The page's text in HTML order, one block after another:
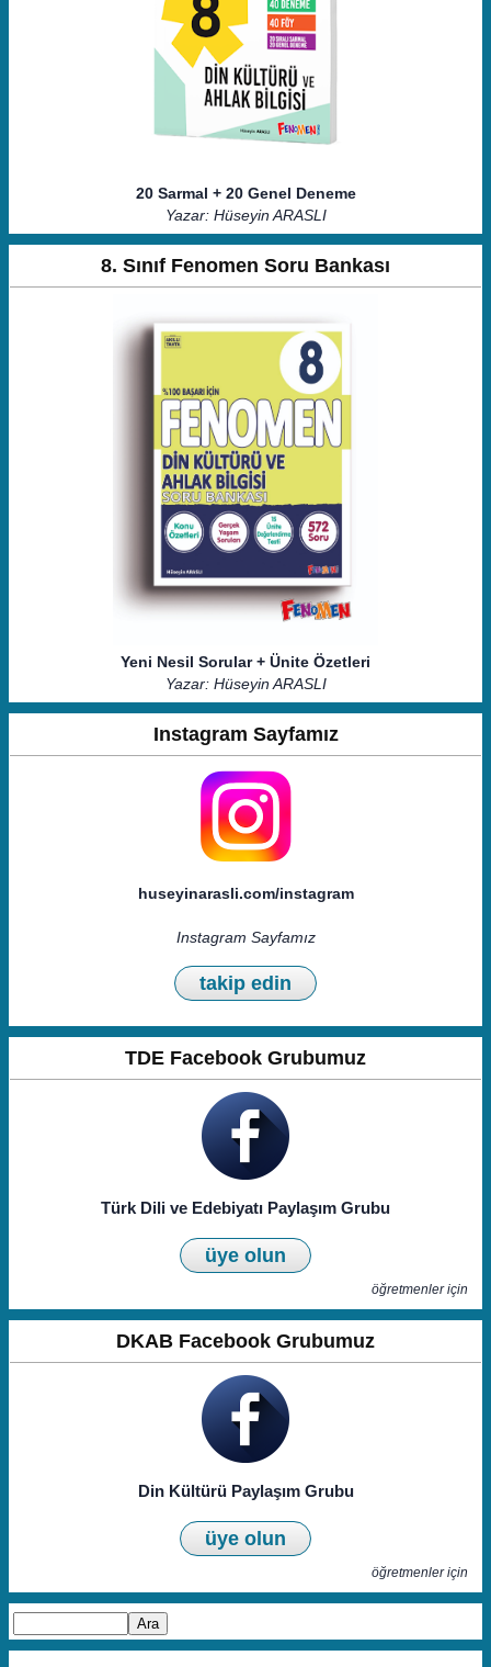
20 Sarmal + 20 Genel Deneme
Yazar: Hüseyin ARASLI
8. Sınıf Fenomen Soru Bankası
Yeni Nesil Sorular + Ünite Özetleri
Yazar: Hüseyin ARASLI
Instagram Sayfamız
huseyinarasli.com/instagram
Instagram Sayfamız
takip edin
TDE Facebook Grubumuz
Türk Dili ve Edebiyatı Paylaşım Grubu
üye olun
öğretmenler için
DKAB Facebook Grubumuz
Din Kültürü Paylaşım Grubu
üye olun
öğretmenler için